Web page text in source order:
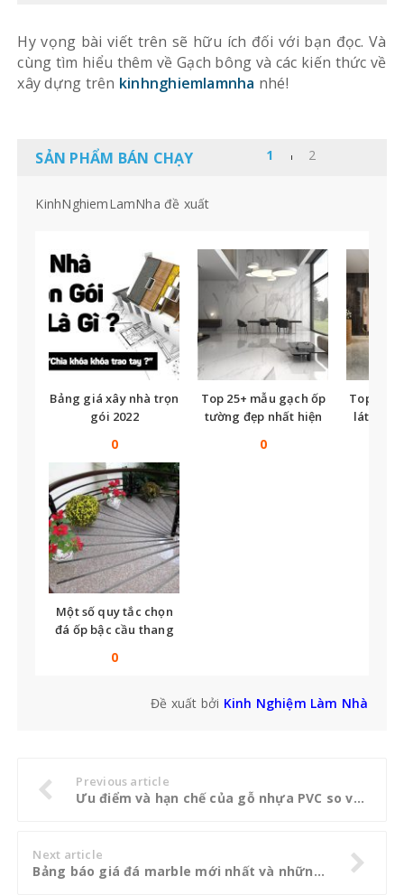
Hy vọng bài viết trên sẽ hữu ích đối với bạn đọc. Và
cùng tìm hiểu thêm về Gạch bông và các kiến thức về
xây dựng trên kinhnghiemlamnha nhé!
SẢN PHẨM BÁN CHẠY
KinhNghiemLamNha đề xuất
Bảng giá xây nhà trọn
gói 2022
0
Top 25+ mẫu gạch ốp
tường đẹp nhất hiện
0
Top
lát nền
Một số quy tắc chọn
đá ốp bậc cầu thang
0
Đề xuất bởi Kinh Nghiệm Làm Nhà
Previous article
Ưu điểm và hạn chế của gỗ nhựa PVC so với gỗ tự nhiên
Next article
Bảng báo giá đá marble mới nhất và những điều cần lưu ý về chúng